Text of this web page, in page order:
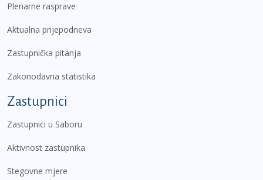
Plenarne rasprave
Aktualna prijepodneva
Zastupnička pitanja
Zakonodavna statistika
Zastupnici
Zastupnici u Saboru
Aktivnost zastupnika
Stegovne mjere